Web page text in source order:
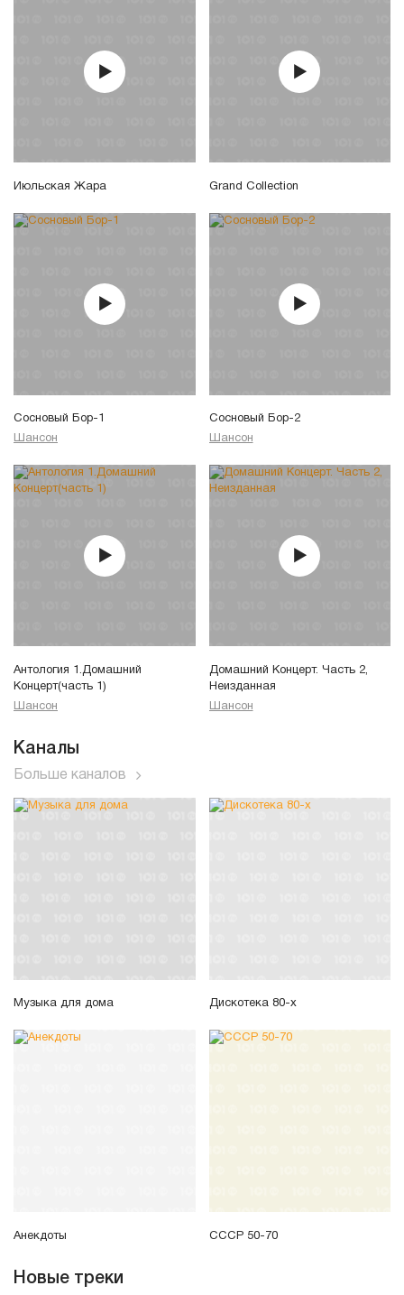
Июльская Жара Grand Collection
Сосновый Бор-1
Шансон
Сосновый Бор-2
Шансон
Антология 1.Домашний
Концерт(часть 1)
Шансон
Домашний Концерт. Часть 2,
Неизданная
Шансон
Каналы
Больше каналов
Музыка для дома Дискотека 80-х
Анекдоты СССР 50-70
Новые треки